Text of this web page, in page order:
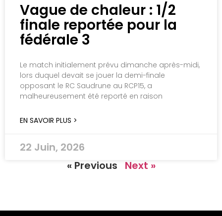
Vague de chaleur : 1/2
finale reportée pour la
fédérale 3
Le match initialement prévu dimanche après-midi,
lors duquel devait se jouer la demi-finale
opposant le RC Saudrune au RCP15, a
malheureusement été reporté en raison
EN SAVOIR PLUS >
22 Juin, 2026
« Previous
Next »